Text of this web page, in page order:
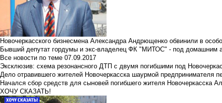
Новочеркасского бизнесмена Александра Андрющенко обвинили в
Бывший депутат гордумы и экс-владелец ФК "МИТОС" - под домашним
Все новости по теме 07.09.2017
Эксклюзив: схема резонансного ДТП с двумя погибшими под
Дело отравившего жителей Новочеркасска шаурмой предпринимателя
Начался сбор средств для сыновей погибшего жителя Новочеркасска
ХОЧУ СКАЗАТЬ!